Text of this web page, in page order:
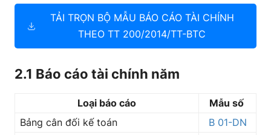
TẢI TRỌN BỘ MẪU BÁO CÁO TÀI CHÍNH
THEO TT 200/2014/TT-BTC
2.1 Báo cáo tài chính năm
Loại báo cáo
Mẫu số
Bảng cân đối kế toán
B 01-DN